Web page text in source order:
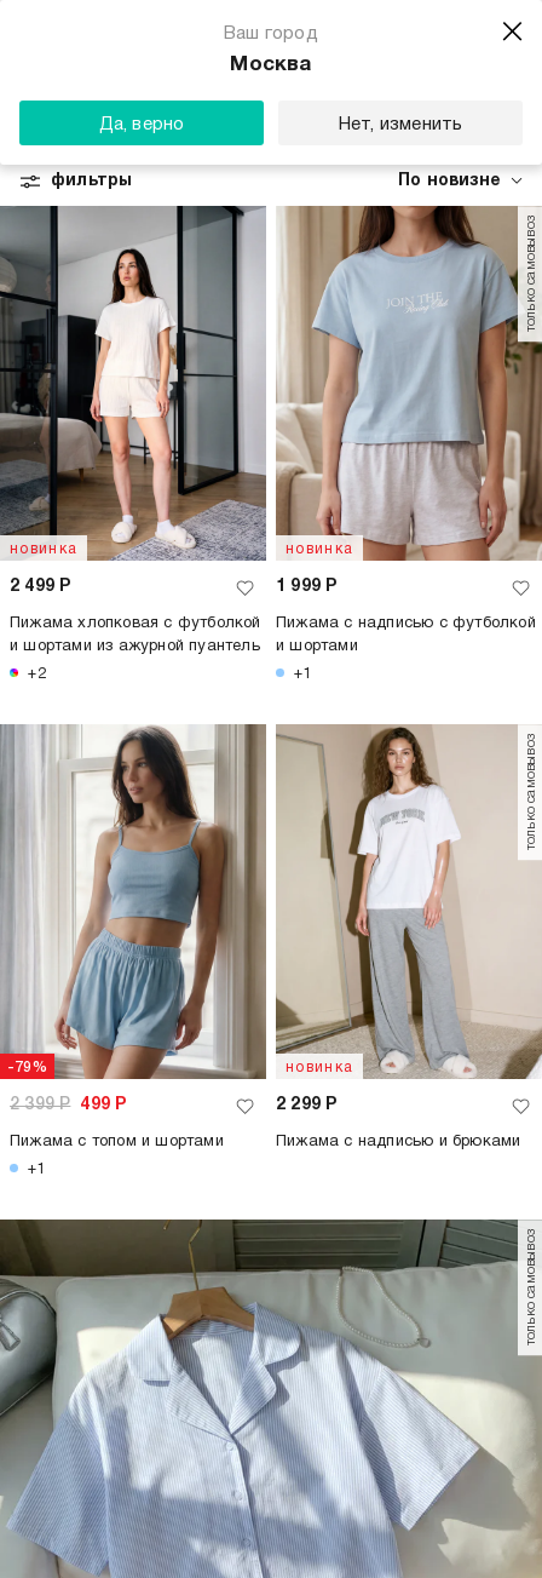
Ваш город
Москва
Да, верно Нет, изменить
Домашние костюмы Пижамы
По новизне
фильтры
новинка
2 499 Р
Пижама хлопковая с футболкой
и шортами из ажурной пуантель
+2
новинка
только самовывоз
1 999 Р
Пижама с надписью с футболкой
и шортами
+1
-79%
2 399Р 499 Р
Пижама с топом и шортами
+1
новинка
только самовывоз
2 299 Р
Пижама с надписью и брюками
только самовывоз